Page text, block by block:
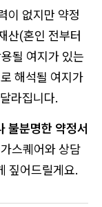
이 없지만 약정
산(혼인 전부터
될 여지가 있는
해석될 여지가
라집니다.
불분명한 약정서
스퀘어와 상담
짚어드릴게요.